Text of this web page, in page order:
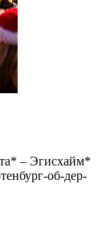
– Эгисхайм*
об-дер-